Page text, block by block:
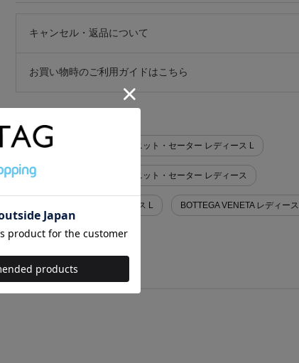
キャンセル・返品について
お買い物時のご利用ガイドはこちら
BOTTEGA VENETA ニット>ニット・セーター レディース L
BOTTEGA VENETA ニット>ニット・セーター レディース
BOTTEGA VENETA レディース L BOTTEGA VENETA レディース